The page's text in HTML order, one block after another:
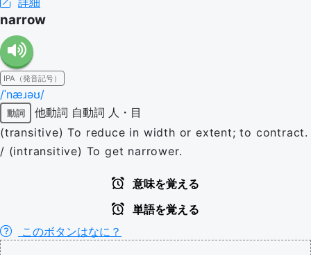
narrow
IPA（発音記号）
/ˈnæɹəʊ/
動詞 他動詞 自動詞 人・目
(transitive) To reduce in width or extent; to contract.
/ (intransitive) To get narrower.
意味を覚える
単語を覚える
このボタンはなに？